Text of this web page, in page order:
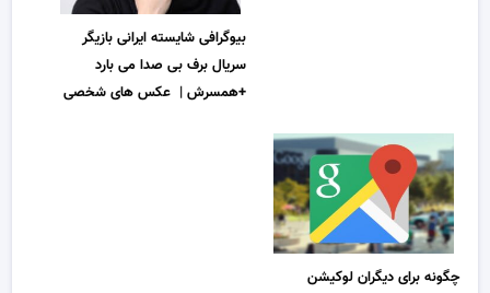
بیوگرافی شایسته ایرانی بازیگر
سریال برف بی صدا می بارد
+همسرش | عکس های شخصی
چگونه برای دیگران لوکیشن